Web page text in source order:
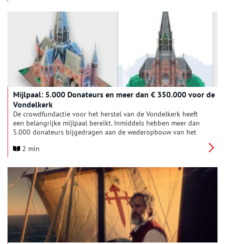
Mijlpaal: 5.000 Donateurs en meer dan € 350.000 voor de
Vondelkerk
De crowdfundactie voor het herstel van de Vondelkerk heeft
een belangrijke mijlpaal bereikt. Inmiddels hebben meer dan
5.000 donateurs bijgedragen aan de wederopbouw van het
ontvangen donateurs vanaf € 15,- een bijzondere bouwplaat
Sluis.
2 min